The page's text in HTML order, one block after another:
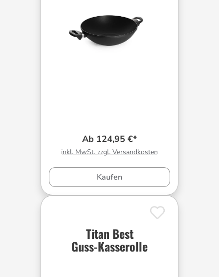
Ab 124,95 €*
inkl. MwSt. zzgl. Versandkosten
Kaufen
Titan Best
Guss-Kasserolle